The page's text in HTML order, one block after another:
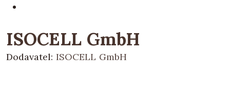
ISOCELL GmbH
Dodavatel: ISOCELL GmbH